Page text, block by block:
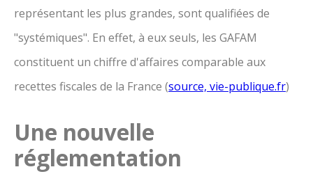
représentant les plus grandes, sont qualifiées de
"systémiques". En effet, à eux seuls, les GAFAM
constituent un chiffre d'affaires comparable aux
recettes fiscales de la France (source, vie-publique.fr)
Une nouvelle
réglementation